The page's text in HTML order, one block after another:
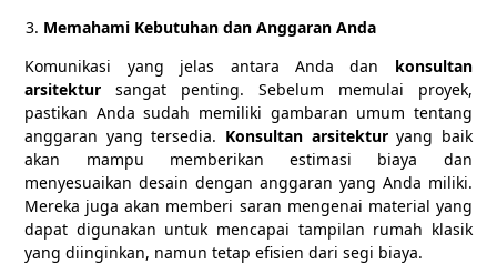
Memahami Kebutuhan dan Anggaran Anda
Komunikasi yang jelas antara Anda dan konsultan
arsitektur sangat penting. Sebelum memulai proyek,
pastikan Anda sudah memiliki gambaran umum tentang
anggaran yang tersedia. Konsultan arsitekturyang baik
akan mampu memberikan estimasi biaya dan
menyesuaikan desain dengan anggaran yang Anda miliki.
Mereka juga akan memberi saran mengenai material yang
dapat digunakan untuk mencapai tampilan rumah klasik
yang diinginkan, namun tetap efisien dari segi biaya.